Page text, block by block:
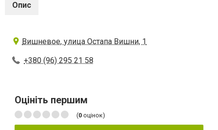
Опис
Вишневое, улица Остапа Вишни, 1
+380 (96) 295 21 58
Оцініть першим
(0 оцінок)